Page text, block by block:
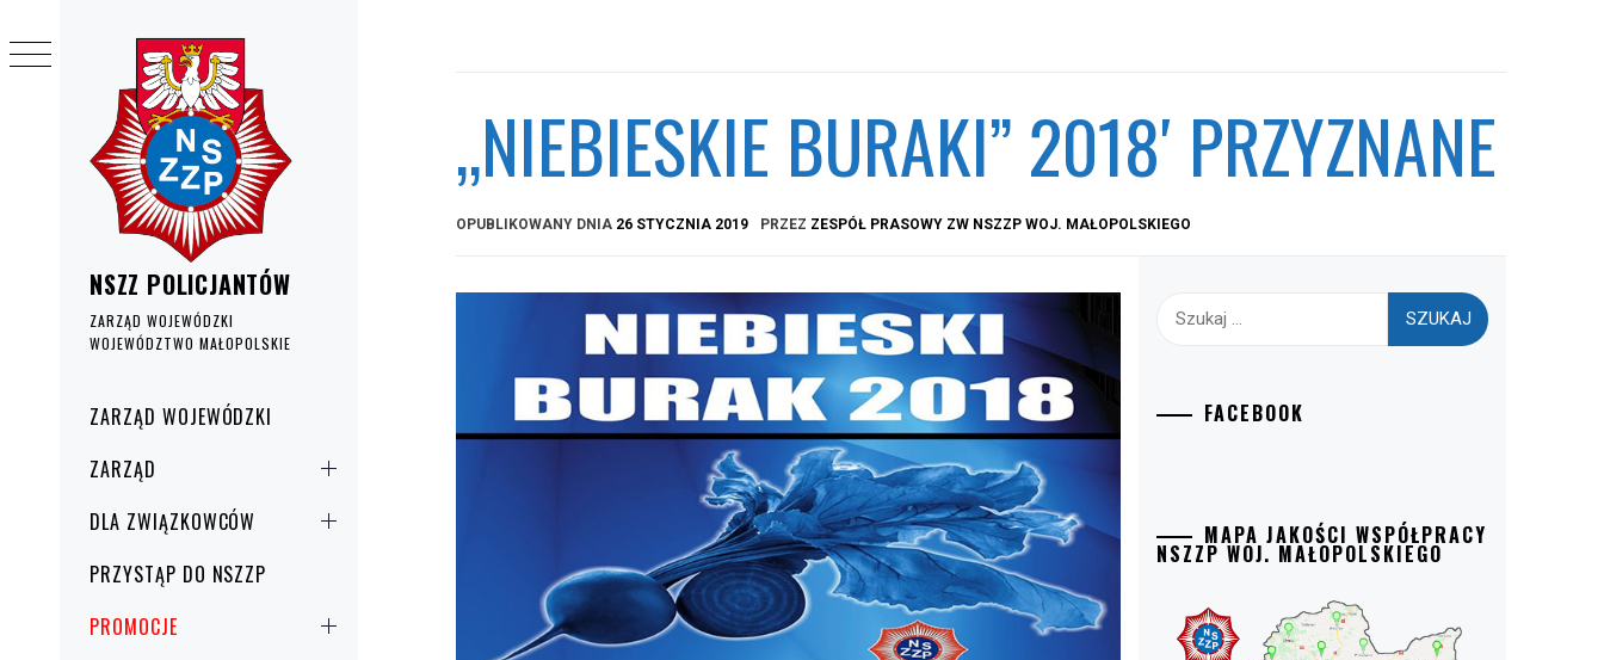
NSZZ POLICJANTÓW
ZARZĄD WOJEWÓDZKI
WOJEWÓDZTWO MAŁOPOLSKIE
główneZARZĄD WOJEWÓDZKI
ZARZĄD
DLA ZWIĄZKOWCÓW
PRZYSTĄP DO NSZZP
PROMOCJE
„NIEBIESKIE BURAKI” 2018′ PRZYZNANE
OPUBLIKOWANY DNIA 26 STYCZNIA 2019 PRZEZ ZESPÓŁ PRASOWY ZW NSZZP WOJ. MAŁOPOLSKIEGO
FACEBOOK
MAPA JAKOŚCI WSPÓŁPRACY
NSZZP WOJ. MAŁOPOLSKIEGO